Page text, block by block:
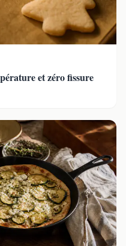
et zéro fissure